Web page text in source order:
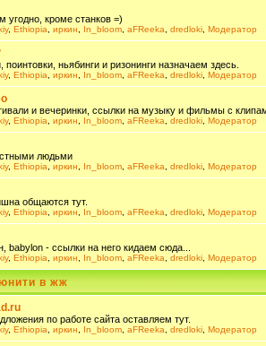
угодно, кроме станков =)
, Ethiopia иркин In_bloom aFReeka dredloki Модератор
поинтовки, ньябинги и ризонинги назначаем здесь.
, Ethiopia иркин In_bloom aFReeka dredloki Модератор
и вечеринки, ссылки на музыку и фильмы с
, Ethiopia иркин In_bloom aFReeka dredloki Модератор
людьми
, Ethiopia иркин In_bloom aFReeka dredloki Модератор
общаются тут.
, Ethiopia иркин In_bloom aFReeka dredloki Модератор
babylon - ссылки на него кидаем сюда...
, Ethiopia иркин In_bloom aFReeka dredloki Модератор
в жж
по работе сайта оставляем тут.
, Ethiopia иркин In_bloom aFReeka dredloki Модератор